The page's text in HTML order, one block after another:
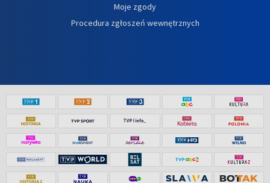
Moje zgody
Procedura zgłoszeń wewnętrznych